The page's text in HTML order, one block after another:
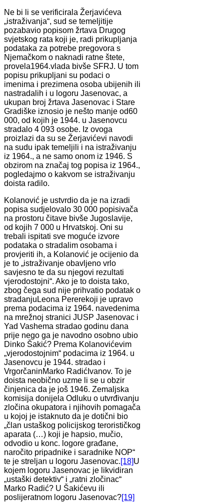
Ne bi li se verificirala Žerjavićeva
„istraživanja“, sud se temeljitije
pozabavio popisom žrtava Drugog
svjetskog rata koji je, radi prikupljanja
podataka za potrebe pregovora s
Njemačkom o naknadi ratne štete,
provela1964.vlada bivše SFRJ. U tom
popisu prikupljani su podaci o
imenima i prezimena osoba ubijenih ili
nastradalih i u logoru Jasenovac, a
ukupan broj žrtava Jasenovac i Stare
Gradiške iznosio je nešto manje od60
000, od kojih je 1944. u Jasenovcu
stradalo 4 093 osobe. Iz ovoga
proizlazi da su se Žerjavićevi navodi
na sudu ipak temeljili i na istraživanju
iz 1964., a ne samo onom iz 1946. S
obzirom na značaj tog popisa iz 1964.,
pogledajmo o kakvom se istraživanju
doista radilo.
Kolanović je ustvrdio da je na izradi
popisa sudjelovalo 30 000 popisivača
na prostoru čitave bivše Jugoslavije,
od kojih 7 000 u Hrvatskoj. Oni su
trebali ispitati sve moguće izvore
podataka o stradalim osobama i
provjeriti ih, a Kolanović je ocijenio da
je to „istraživanje obavljeno vrlo
savjesno te da su njegovi rezultati
vjerodostojni“. Ako je to doista tako,
zbog čega sud nije prihvatio podatak o
stradanjuLeona Pererekoji je upravo
prema podacima iz 1964. navedenima
na mrežnoj stranici JUSP Jasenovac i
Yad Vashema stradao godinu dana
prije nego ga je navodno osobno ubio
Dinko Šakić? Prema Kolanovićevim
„vjerodostojnim“ podacima iz 1964. u
Jasenovcu je 1944. stradao i
VrgorčaninMarko RadićIvanov. To je
doista neobično uzme li se u obzir
činjenica da je još 1946. Zemaljska
komisija donijela Odluku o utvrđivanju
zločina okupatora i njihovih pomagača
u kojoj je istaknuto da je dotični bio
„član ustaškog policijskog terorističkog
aparata (…) koji je hapsio, mučio,
odvodio u konc. logore građane,
naročito pripadnike i saradnike NOP“
te je streljan u logoru Jasenovac.[18]U
kojem logoru Jasenovac je likvidiran
„ustaški detektiv“ i „ratni zločinac“
Marko Radić? U Šakićevu ili
poslijeratnom logoru Jasenovac?[19]